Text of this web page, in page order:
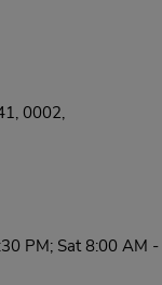
0002,
PM; Sat 8:00 AM -